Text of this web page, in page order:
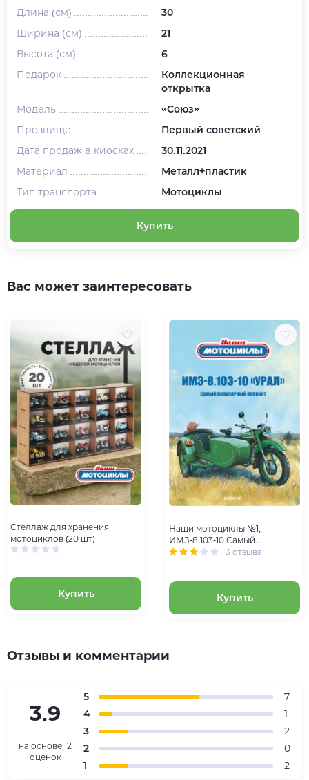
Длина (см)
30
Ширина (см)
21
Высота (см)
6
Подарок
Коллекционная
открытка
Модель
«Союз»
Прозвище
Первый советский
Дата продаж в киосках
30.11.2021
Материал
Металл+пластик
Тип транспорта
Мотоциклы
Купить
Вас может заинтересовать
Стеллаж для хранения
мотоциклов (20 шт)
Купить
Наши мотоциклы №1,
ИМЗ-8.103-10 Самый
Популярный Оппозит
3 отзыва
Купить
Отзывы и комментарии
3.9
на основе 12
оценок
5
7
4
1
3
2
2
0
1
2